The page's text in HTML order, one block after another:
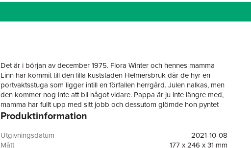
Det är i början av december 1975. Flora Winter och hennes mamma
Linn har kommit till den lilla kuststaden Helmersbruk där de hyr en
portvaktsstuga som ligger intill en förfallen herrgård. Julen nalkas, men
den kommer nog inte att bli något vidare. Pappa är ju inte längre med,
mamma har fullt upp med sitt jobb och dessutom glömde hon pyntet
hemma.
omgivningen. Hon lär känna den snälle med allvarlige farbror Fridolf
som bor på ägorna. En mystisk pojke dyker upp och försvinner innan
Produktinformation
Utgivningsdatum
2021-10-08
Mått
177 x 246 x 31 mm